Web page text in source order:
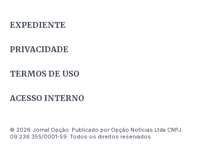
EXPEDIENTE
PRIVACIDADE
TERMOS DE USO
ACESSO INTERNO
© 2026 Jornal Opção. Publicado por Opção Notícias Ltda CNPJ
09.236.355/0001-59. Todos os direitos reservados.